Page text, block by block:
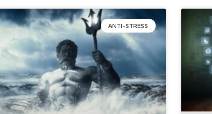
ANTI-STRESS